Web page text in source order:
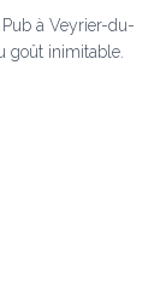
à Veyrier-du-
goût inimitable.